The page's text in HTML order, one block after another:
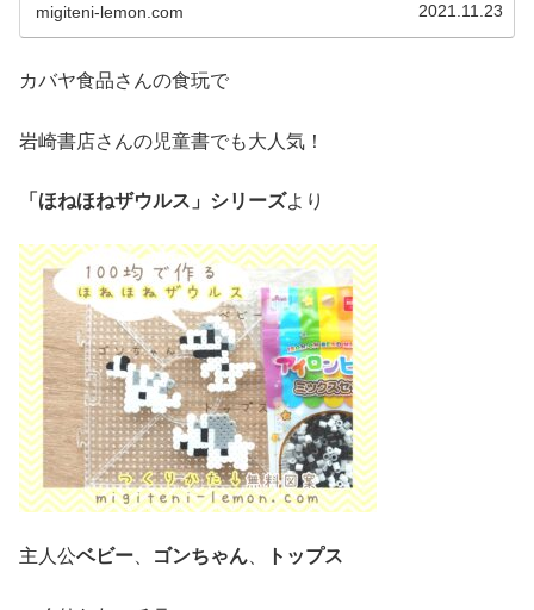
migiteni-lemon.com 2021.11.23
カバヤ食品さんの食玩で
岩崎書店さんの児童書でも大人気！
「ほねほねザウルス」シリーズより
主人公ベビー ゴンちゃん トップス